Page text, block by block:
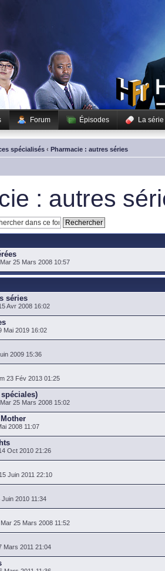
Forum Épisodes La série
spécialisés ‹ Pharmacie : autres séries
: autres
25 Mars 2008 10:57
séries
Avr 2008 16:02
Mai 2019 16:02
2009 15:36
23 Fév 2013 01:25
spéciales)
25 Mars 2008 15:02
2008 11:07
Oct 2010 21:26
Juin 2011 22:10
Juin 2010 11:34
25 Mars 2008 11:52
Mars 2011 21:04